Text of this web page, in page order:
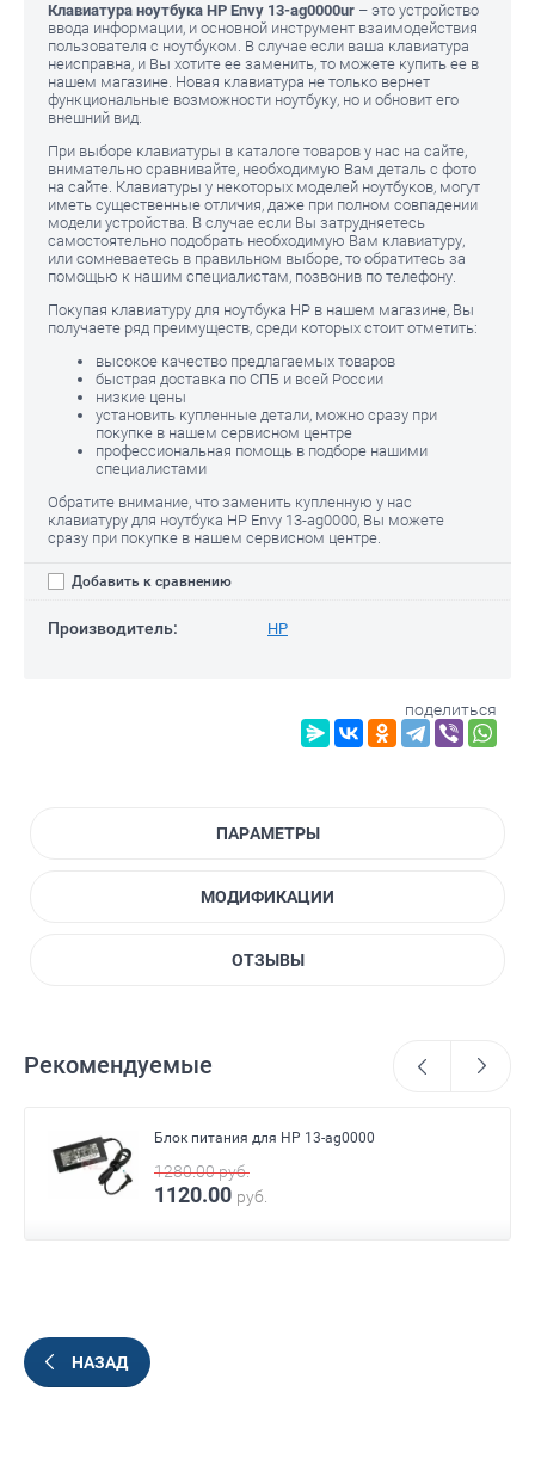
Клавиатура ноутбука HP Envy 13-ag0000ur – это устройство
ввода информации, и основной инструмент взаимодействия
пользователя с ноутбуком. В случае если ваша клавиатура
неисправна, и Вы хотите ее заменить, то можете купить ее в
нашем магазине. Новая клавиатура не только вернет
функциональные возможности ноутбуку, но и обновит его
внешний вид.
При выборе клавиатуры в каталоге товаров у нас на сайте,
внимательно сравнивайте, необходимую Вам деталь с фото
на сайте. Клавиатуры у некоторых моделей ноутбуков, могут
иметь существенные отличия, даже при полном совпадении
модели устройства. В случае если Вы затрудняетесь
самостоятельно подобрать необходимую Вам клавиатуру,
или сомневаетесь в правильном выборе, то обратитесь за
помощью к нашим специалистам, позвонив по телефону.
Покупая клавиатуру для ноутбука HP в нашем магазине, Вы
получаете ряд преимуществ, среди которых стоит отметить:
высокое качество предлагаемых товаров
быстрая доставка по СПБ и всей России
низкие цены
установить купленные детали, можно сразу при
покупке в нашем сервисном центре
профессиональная помощь в подборе нашими
специалистами
Обратите внимание, что заменить купленную у нас
клавиатуру для ноутбука HP Envy 13-ag0000, Вы можете
сразу при покупке в нашем сервисном центре.
Добавить к сравнению
Производитель: HP
поделиться
ПАРАМЕТРЫ
МОДИФИКАЦИИ
ОТЗЫВЫ
Рекомендуемые
Блок питания для HP 13-ag0000
1280.00руб.
1120.00 руб.
НАЗАД